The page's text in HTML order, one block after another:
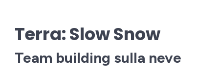
Terra: Slow Snow
Team building sulla neve